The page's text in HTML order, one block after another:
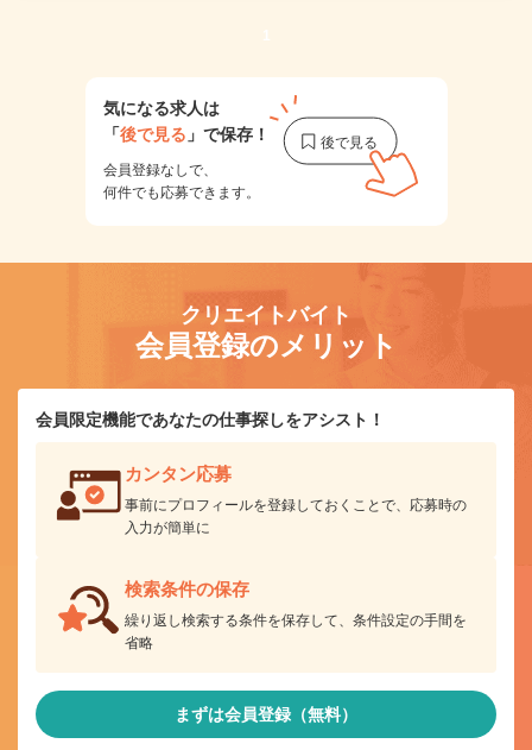
1
気になる求人は
「後で見る 」で保存！
会員登録なしで、
何件でも応募できます。
クリエイトバイト
会員登録のメリット
会員限定機能であなたの仕事探しをアシスト！
カンタン応募
事前にプロフィールを登録しておくことで、応募時の
入力が簡単に
検索条件の保存
繰り返し検索する条件を保存して、条件設定の手間を
省略
まずは会員登録（無料）